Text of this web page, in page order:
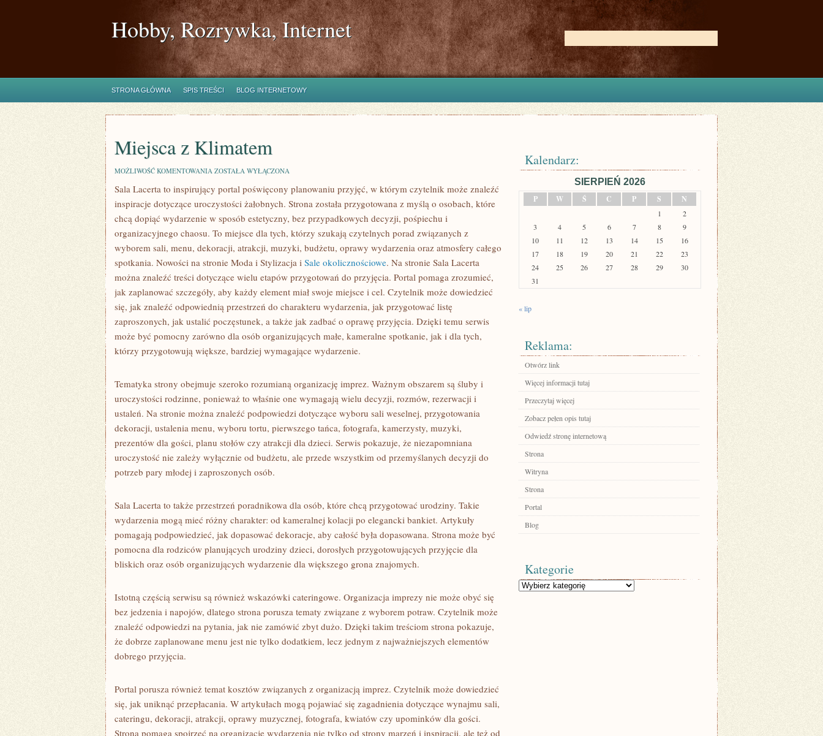
Hobby, Rozrywka, Internet
STRONA GŁÓWNA SPIS TREŚCI BLOG INTERNETOWY
Miejsca z Klimatem
MOŻLIWOŚĆ KOMENTOWANIA MIEJSCA
KLIMATEM
ZOSTAŁA WYŁĄCZONA
Sala Lacerta to inspirujący portal poświęcony planowaniu przyjęć, w którym czytelnik może znaleźć
inspiracje dotyczące uroczystości żałobnych. Strona została przygotowana z myślą o osobach, które
chcą dopiąć wydarzenie w sposób estetyczny, bez przypadkowych decyzji, pośpiechu i
organizacyjnego chaosu. To miejsce dla tych, którzy szukają czytelnych porad związanych z
wyborem sali, menu, dekoracji, atrakcji, muzyki, budżetu, oprawy wydarzenia oraz atmosfery całego
spotkania. Nowości na stronie Moda i Stylizacja i Sale okolicznościowe. Na stronie Sala Lacerta
można znaleźć treści dotyczące wielu etapów przygotowań do przyjęcia. Portal pomaga zrozumieć,
jak zaplanować szczegóły, aby każdy element miał swoje miejsce i cel. Czytelnik może dowiedzieć
się, jak znaleźć odpowiednią przestrzeń do charakteru wydarzenia, jak przygotować listę
zaproszonych, jak ustalić poczęstunek, a także jak zadbać o oprawę przyjęcia. Dzięki temu serwis
może być pomocny zarówno dla osób organizujących małe, kameralne spotkanie, jak i dla tych,
którzy przygotowują większe, bardziej wymagające wydarzenie.
Tematyka strony obejmuje szeroko rozumianą organizację imprez. Ważnym obszarem są śluby i
uroczystości rodzinne, ponieważ to właśnie one wymagają wielu decyzji, rozmów, rezerwacji i
ustaleń. Na stronie można znaleźć podpowiedzi dotyczące wyboru sali weselnej, przygotowania
dekoracji, ustalenia menu, wyboru tortu, pierwszego tańca, fotografa, kamerzysty, muzyki,
prezentów dla gości, planu stołów czy atrakcji dla dzieci. Serwis pokazuje, że niezapomniana
uroczystość nie zależy wyłącznie od budżetu, ale przede wszystkim od przemyślanych decyzji do
potrzeb pary młodej i zaproszonych osób.
Sala Lacerta to także przestrzeń poradnikowa dla osób, które chcą przygotować urodziny. Takie
wydarzenia mogą mieć różny charakter: od kameralnej kolacji po elegancki bankiet. Artykuły
pomagają podpowiedzieć, jak dopasować dekoracje, aby całość była dopasowana. Strona może być
pomocna dla rodziców planujących urodziny dzieci, dorosłych przygotowujących przyjęcie dla
bliskich oraz osób organizujących wydarzenie dla większego grona znajomych.
Istotną częścią serwisu są również wskazówki cateringowe. Organizacja imprezy nie może obyć się
bez jedzenia i napojów, dlatego strona porusza tematy związane z wyborem potraw. Czytelnik może
znaleźć odpowiedzi na pytania, jak nie zamówić zbyt dużo. Dzięki takim treściom strona pokazuje,
że dobrze zaplanowane menu jest nie tylko dodatkiem, lecz jednym z najważniejszych elementów
dobrego przyjęcia.
Portal porusza również temat kosztów związanych z organizacją imprez. Czytelnik może dowiedzieć
się, jak uniknąć przepłacania. W artykułach mogą pojawiać się zagadnienia dotyczące wynajmu sali,
cateringu, dekoracji, atrakcji, oprawy muzycznej, fotografa, kwiatów czy upominków dla gości.
Strona pomaga spojrzeć na organizację wydarzenia nie tylko od strony marzeń i inspiracji, ale też od
Kalendarz:
SIERPIEŃ 2026
P
W Ś C P S N
1
2
3
4 5 6 7 8
9
10
11 12 13 14 15
16
17
18 19 20 21 22
23
24
25 26 27 28 29
30
31
« lip
Reklama:
Otwórz link
Więcej informacji tutaj
Przeczytaj więcej
Zobacz pełen opis tutaj
Odwiedź stronę internetową
Strona
Witryna
Strona
Portal
Blog
Kategorie
Kategorie